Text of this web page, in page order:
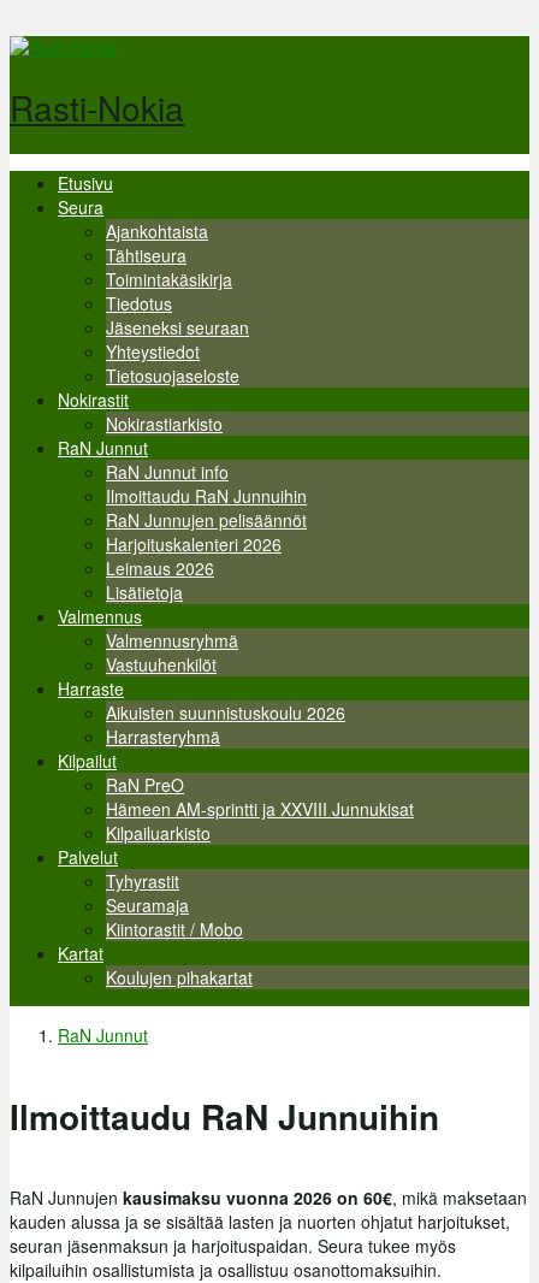
Hyppää pääsisältöön
Rasti-Nokia
Valikko
Etusivu
Seura
Ajankohtaista
Tähtiseura
Toimintakäsikirja
Tiedotus
Jäseneksi seuraan
Yhteystiedot
Tietosuojaseloste
Nokirastit
Nokirastiarkisto
RaN Junnut
RaN Junnut info
Ilmoittaudu RaN Junnuihin
RaN Junnujen pelisäännöt
Harjoituskalenteri 2026
Leimaus 2026
Lisätietoja
Valmennus
Valmennusryhmä
Vastuuhenkilöt
Harraste
Aikuisten suunnistuskoulu 2026
Harrasteryhmä
Kilpailut
RaN PreO
Hämeen AM-sprintti ja XXVIII Junnukisat
Kilpailuarkisto
Palvelut
Tyhyrastit
Seuramaja
Kiintorastit / Mobo
Kartat
Koulujen pihakartat
RaN Junnut
Ilmoittaudu RaN Junnuihin
RaN Junnujen kausimaksu vuonna 2026 on 60€, mikä maksetaan
kauden alussa ja se sisältää lasten ja nuorten ohjatut harjoitukset,
seuran jäsenmaksun ja harjoituspaidan. Seura tukee myös
kilpailuihin osallistumista ja osallistuu osanottomaksuihin.